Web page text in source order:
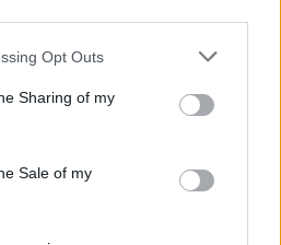
app uses one or more Google
behaviour. You may click to
and its third-party tags to
purposes in below Google
Opt Outs
Sharing of my
Sale of my
$ 0,0000
$
14%
$ 0,0000
0,0000
5%
0,0000